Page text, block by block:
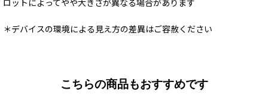
ロットによってやや大きさが異なる場合があります
＊デバイスの環境による見え方の差異はご容赦ください
こちらの商品もおすすめです